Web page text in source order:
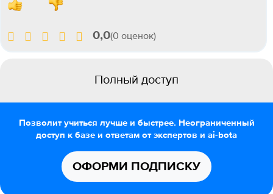
0,0(0 оценок)
Полный доступ
Позволит учиться лучше и быстрее. Неограниченный
доступ к базе и ответам от экспертов и ai-bota
ОФОРМИ ПОДПИСКУ